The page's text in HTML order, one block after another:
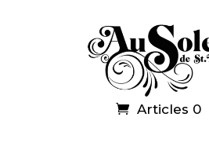
Articles 0